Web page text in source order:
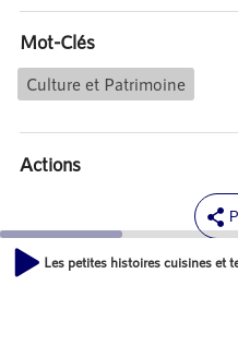
Mot-Clés
Culture et Patrimoine
Actions
Commentaires
Les petites histoires cuisines et